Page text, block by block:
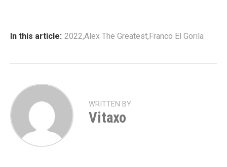
In this article: 2022,Alex The Greatest,Franco El Gorila
WRITTEN BY
Vitaxo